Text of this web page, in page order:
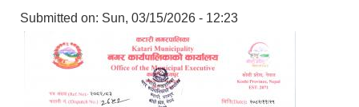
Submitted on: Sun, 03/15/2026 - 12:23